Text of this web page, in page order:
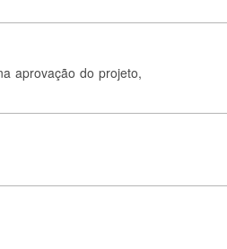
aprovação do projeto,